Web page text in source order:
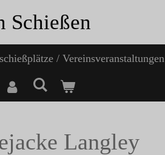
Schießen
/ Vereinsveranstaltungen
Langley